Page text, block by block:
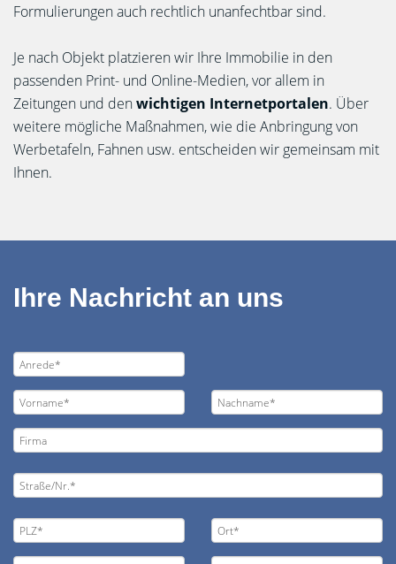
Formulierungen auch rechtlich unanfechtbar sind.
Je nach Objekt platzieren wir Ihre Immobilie in den
passenden Print- und Online-Medien, vor allem in
Zeitungen und denwichtigen Internetportalen. Über
weitere mögliche Maßnahmen, wie die Anbringung von
Werbetafeln, Fahnen usw. entscheiden wir gemeinsam mit
Ihnen.
Ihre Nachricht an uns